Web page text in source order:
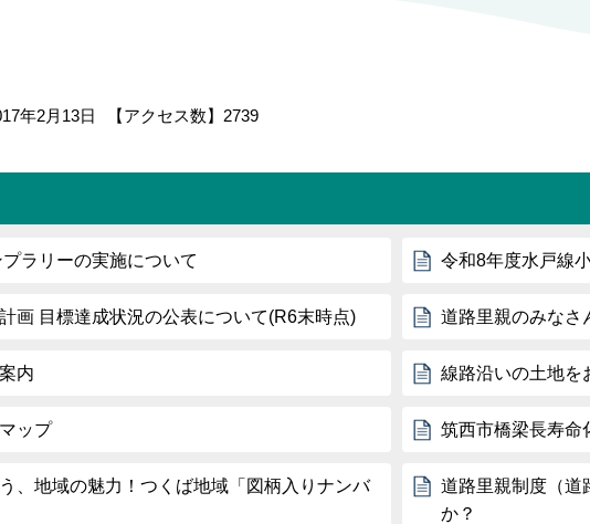
年2月13日 【アクセス数】 2739
ラリーの実施について 令和8年度水戸線
画 目標達成状況の公表について(R6末時点) 道路里親のみなさ
内 線路沿いの土地を
ップ 筑西市橋梁長寿命
、地域の魅力！つくば地域「図柄入りナンバ
道路里親制度（道
か？